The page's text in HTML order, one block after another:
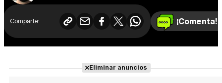
Comparte: ¡Comenta!
Eliminar anuncios